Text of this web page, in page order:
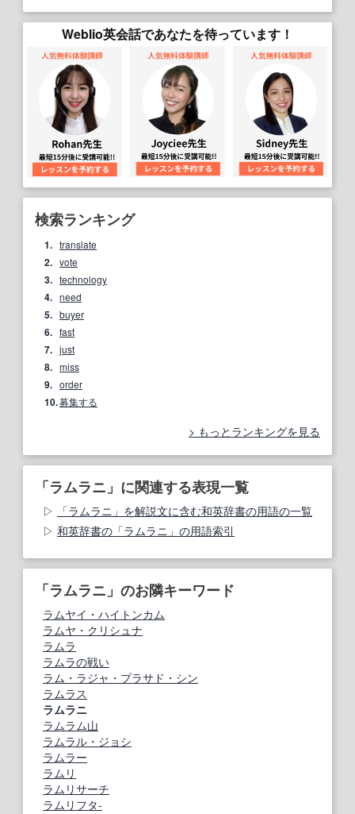
Weblio英会話であなたを待っています！
検索ランキング
1. translate
2. vote
3. technology
4. need
5. buyer
6. fast
7. just
8. miss
9. order
10.募集する
もっとランキングを見る
「ラムラニ」に関連する表現一覧
「ラムラニ」を解説文に含む和英辞書の用語の一覧
和英辞書の「ラムラニ」の用語索引
「ラムラニ」のお隣キーワード
ラムヤイ・ハイトンカム
ラムヤ・クリシュナ
ラムラ
ラムラの戦い
ラム・ラジャ・プラサド・シン
ラムラス
ラムラニ
ラムラム山
ラムラル・ジョシ
ラムラー
ラムリ
ラムリサーチ
ラムリフタ-